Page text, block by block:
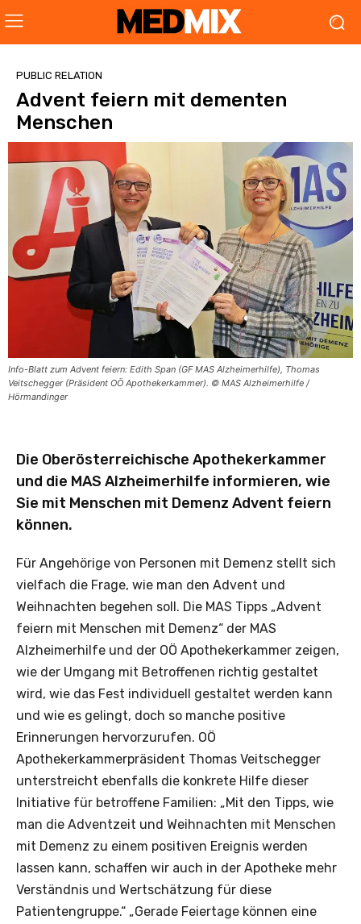
PUBLIC RELATION
Advent feiern mit dementen
Menschen
Info-Blatt zum Advent feiern: Edith Span (GF MAS Alzheimerhilfe), Thomas
Veitschegger (Präsident OÖ Apothekerkammer). © MAS Alzheimerhilfe /
Hörmandinger
Die Oberösterreichische Apothekerkammer
und die MAS Alzheimerhilfe informieren, wie
Sie mit Menschen mit Demenz Advent feiern
können.
Für Angehörige von Personen mit Demenz stellt sich
vielfach die Frage, wie man den Advent und
Weihnachten begehen soll. Die MAS Tipps „Advent
feiern mit Menschen mit Demenz“ der MAS
Alzheimerhilfe und der OÖ Apothekerkammer zeigen,
wie der Umgang mit Betroffenen richtig gestaltet
wird, wie das Fest individuell gestaltet werden kann
und wie es gelingt, doch so manche positive
Erinnerungen hervorzurufen. OÖ
Apothekerkammerpräsident Thomas Veitschegger
unterstreicht ebenfalls die konkrete Hilfe dieser
Initiative für betroffene Familien: „Mit den Tipps, wie
man die Adventzeit und Weihnachten mit Menschen
mit Demenz zu einem positiven Ereignis werden
lassen kann, schaffen wir auch in der Apotheke mehr
Verständnis und Wertschätzung für diese
Patientengruppe.“ „Gerade Feiertage können eine